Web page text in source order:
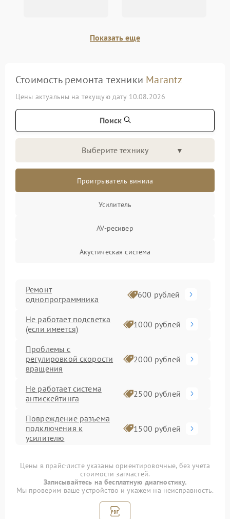
Показать еще
Стоимость ремонта техники Marantz
Цены актуальны на текущую дату 10.08.2026
Поиск
Выберите технику
Проигрыватель винила
Усилитель
AV-ресивер
Акустическая система
Ремонт
однопрограммника
600 рублей
Не работает подсветка
(если имеется)
1000 рублей
Проблемы с
регулировкой скорости
вращения
2000 рублей
Не работает система
антискейтинга
2500 рублей
Повреждение разъема
подключения к
усилителю
1500 рублей
автоматического старта
2000 рублей
Проблемы с
балансировкой тонарма
1500 рублей
Цены в прайс-листе указаны ориентировочные, без учета
стоимости запчастей.
Записывайтесь на бесплатную диагностику.
Мы проверим ваше устройство и укажем на неисправность.